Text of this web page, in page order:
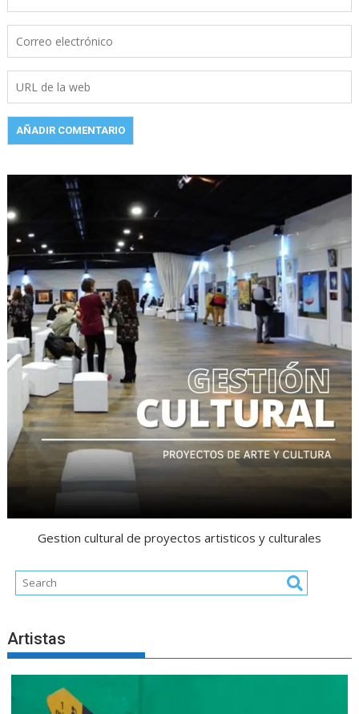
Gestion cultural de proyectos artisticos y culturales
Artistas